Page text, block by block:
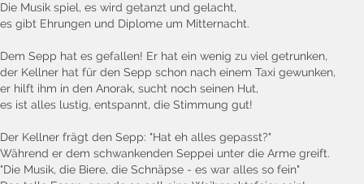
Die Musik spiel, es wird getanzt und gelacht,
es gibt Ehrungen und Diplome um Mitternacht.
Dem Sepp hat es gefallen! Er hat ein wenig zu viel getrunken,
der Kellner hat für den Sepp schon nach einem Taxi gewunken,
er hilft ihm in den Anorak, sucht noch seinen Hut,
es ist alles lustig, entspannt, die Stimmung gut!
Der Kellner frägt den Sepp: "Hat eh alles gepasst?"
Während er dem schwankenden Seppei unter die Arme greift.
"Die Musik, die Biere, die Schnäpse - es war alles so fein"